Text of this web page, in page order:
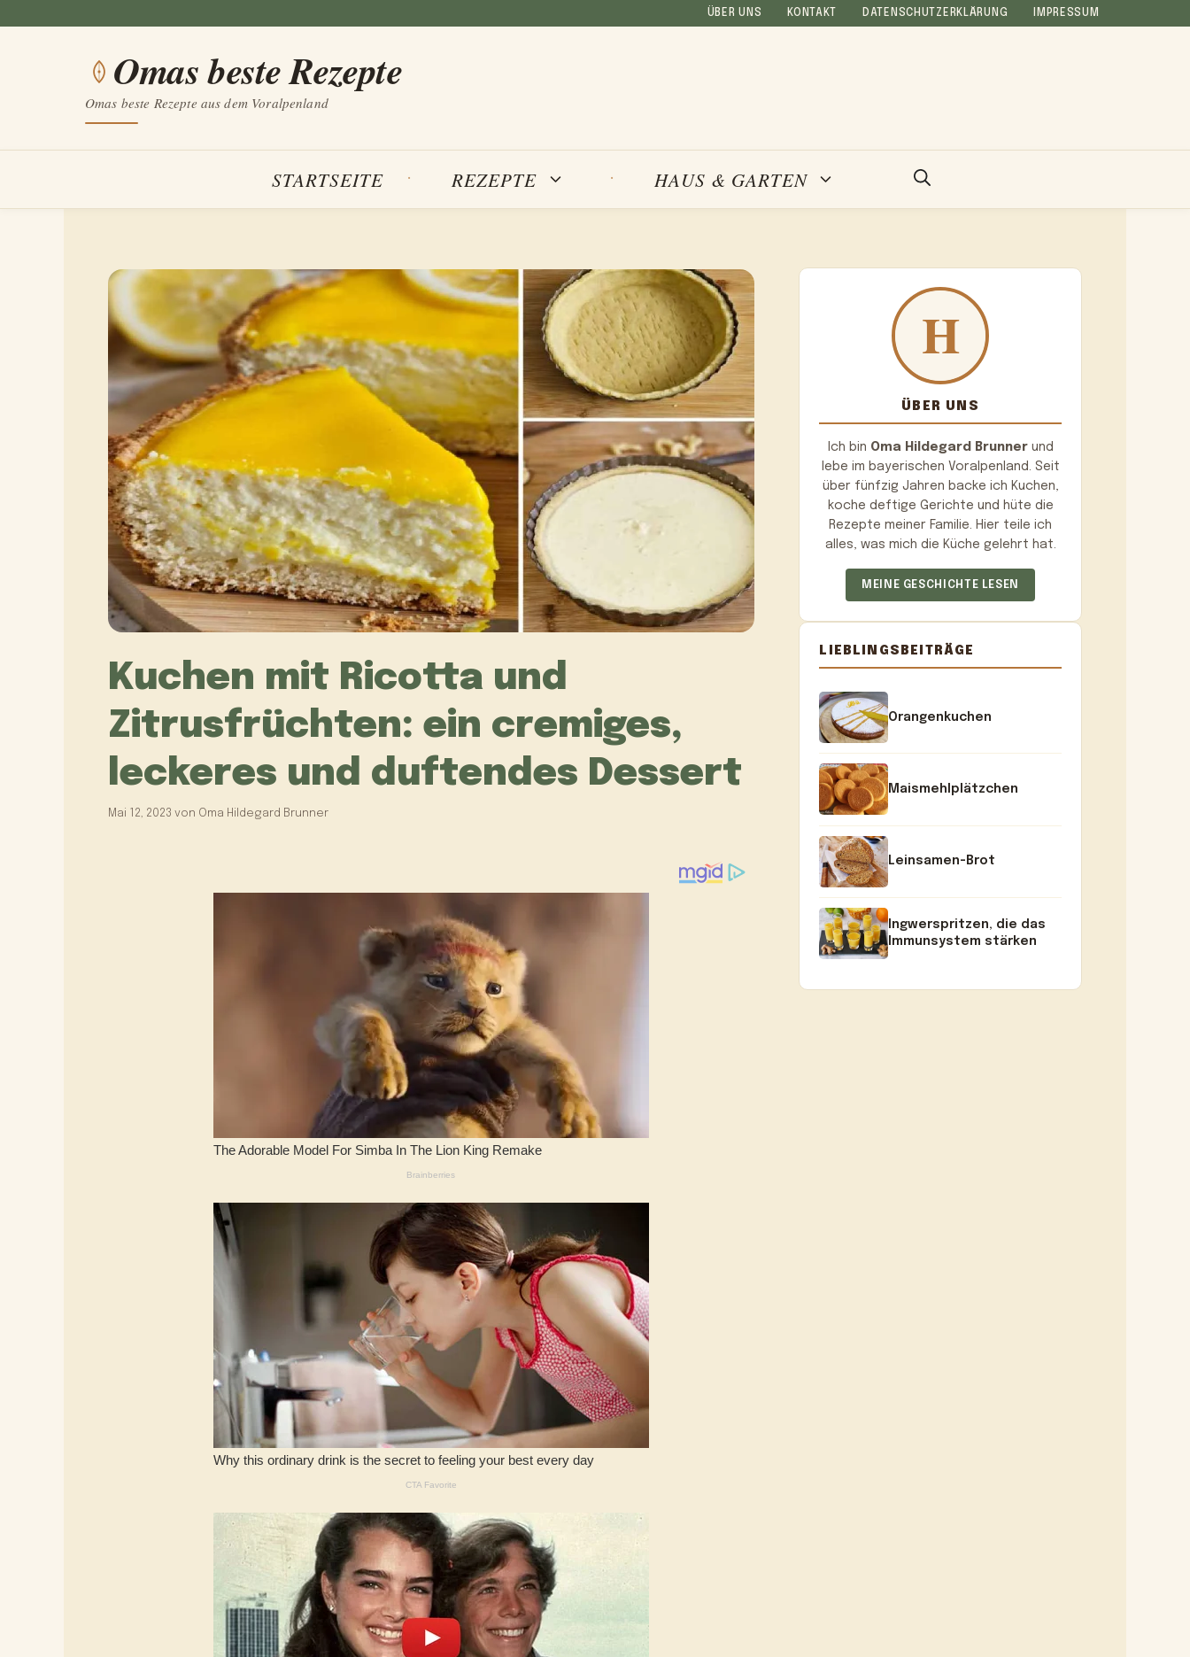
ÜBER UNS KONTAKT DATENSCHUTZERKLÄRUNG IMPRESSUM
Omas beste Rezepte
Omas beste Rezepte aus dem Voralpenland
STARTSEITE REZEPTE HAUS & GARTEN
Kuchen mit Ricotta und
Zitrusfrüchten: ein cremiges,
leckeres und duftendes Dessert
Mai 12, 2023 von Oma Hildegard Brunner
ÜBER UNS
Ich bin Oma Hildegard Brunnerund
lebe im bayerischen Voralpenland. Seit
über fünfzig Jahren backe ich Kuchen,
koche deftige Gerichte und hüte die
Rezepte meiner Familie. Hier teile ich
alles, was mich die Küche gelehrt hat.
MEINE GESCHICHTE LESEN
LIEBLINGSBEITRÄGE
Orangenkuchen
Maismehlplätzchen
Leinsamen-Brot
Ingwerspritzen, die das
Immunsystem stärken